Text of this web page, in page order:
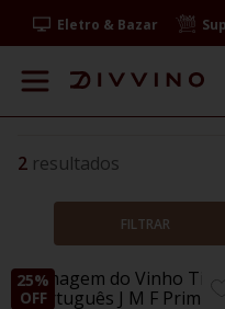
Eletro & Bazar
2
FILTRAR
25%
OFF